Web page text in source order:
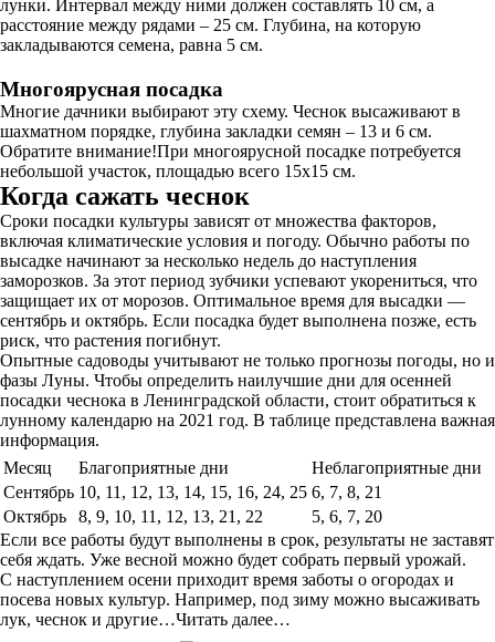
лунки. Интервал между ними должен составлять 10 см, а
расстояние между рядами – 25 см. Глубина, на которую
закладываются семена, равна 5 см.
Многоярусная посадка
Многие дачники выбирают эту схему. Чеснок высаживают в
шахматном порядке, глубина закладки семян – 13 и 6 см.
Обратите внимание!При многоярусной посадке потребуется
небольшой участок, площадью всего 15х15 см.
Когда сажать чеснок
Сроки посадки культуры зависят от множества факторов,
включая климатические условия и погоду. Обычно работы по
высадке начинают за несколько недель до наступления
заморозков. За этот период зубчики успевают укорениться, что
защищает их от морозов. Оптимальное время для высадки —
сентябрь и октябрь. Если посадка будет выполнена позже, есть
риск, что растения погибнут.
Опытные садоводы учитывают не только прогнозы погоды, но и
фазы Луны. Чтобы определить наилучшие дни для осенней
посадки чеснока в Ленинградской области, стоит обратиться к
лунному календарю на 2021 год. В таблице представлена важная
информация.
Месяц
Благоприятные дни
Неблагоприятные дни
Сентябрь 10, 11, 12, 13, 14, 15, 16, 24, 25 6, 7, 8, 21
Октябрь
8, 9, 10, 11, 12, 13, 21, 22
5, 6, 7, 20
Если все работы будут выполнены в срок, результаты не заставят
себя ждать. Уже весной можно будет собрать первый урожай.
С наступлением осени приходит время заботы о огородах и
посева новых культур. Например, под зиму можно высаживать
лук, чеснок и другие…Читать далее…